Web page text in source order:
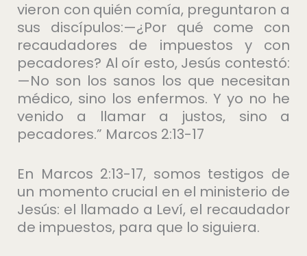
vieron con quién comía, preguntaron a
sus discípulos:—¿Por qué come con
recaudadores de impuestos y con
pecadores? Al oír esto, Jesús contestó:
—No son los sanos los que necesitan
médico, sino los enfermos. Y yo no he
venido a llamar a justos, sino a
pecadores.” Marcos 2:13-17
En Marcos 2:13-17, somos testigos de
un momento crucial en el ministerio de
Jesús: el llamado a Leví, el recaudador
de impuestos, para que lo siguiera.